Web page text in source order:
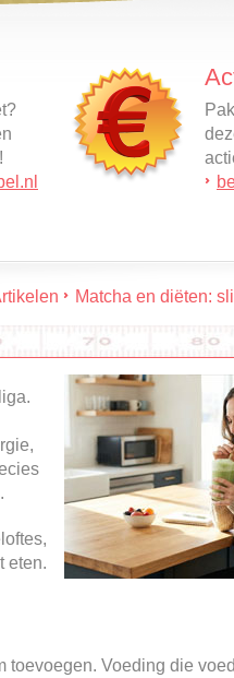
Matcha en diëten:
eten.
Voeding die